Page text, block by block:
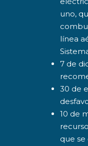
uno,
línea
7 de
30 de
10 de
que se